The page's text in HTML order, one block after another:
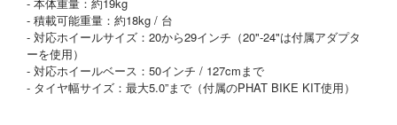
- 積載可能重量：約18kg / 台
- 対応ホイールサイズ：20から29インチ（20"-24"は付属アダプタ
ーを使用）
- 対応ホイールベース：50インチ / 127cmまで
- タイヤ幅サイズ：最大5.0”まで（付属のPHAT BIKE KIT使用）